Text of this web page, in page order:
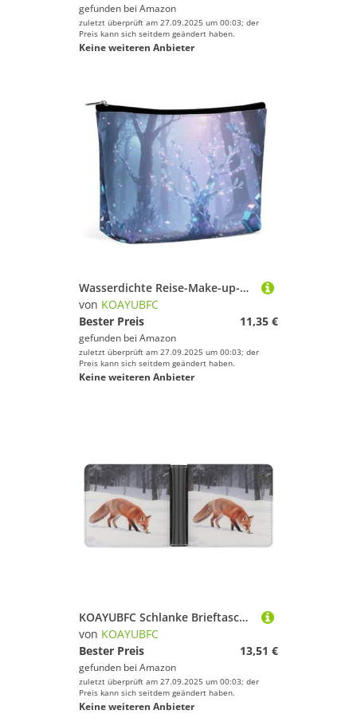
gefunden bei Amazon
zuletzt überprüft am 27.09.2025 um 00:03; der
Preis kann sich seitdem geändert haben.
Keine weiteren Anbieter
Wasserdichte Reise-Make-up-Tasche, Organizer, PU-Leder, geheimnisvolles Land-Kosmetikbeutel, kleiner Kulturbeutel, niedlich, tragbare Reißverschlusstasche für Damen und Herren, Reisezubehör
von KOAYUBFC
Bester Preis
11,35 €
gefunden bei Amazon
zuletzt überprüft am 27.09.2025 um 00:03; der
Preis kann sich seitdem geändert haben.
Keine weiteren Anbieter
KOAYUBFC Schlanke Brieftasche, kompakt, faltbar, Fuchs im Schnee, Ledergeldbörsen, minimalistische Geldbörsen für Herren, mit Kreditkartenfach, Münzfach, Ausweisfenster, Unisex
von KOAYUBFC
Bester Preis
13,51 €
gefunden bei Amazon
zuletzt überprüft am 27.09.2025 um 00:03; der
Preis kann sich seitdem geändert haben.
Keine weiteren Anbieter